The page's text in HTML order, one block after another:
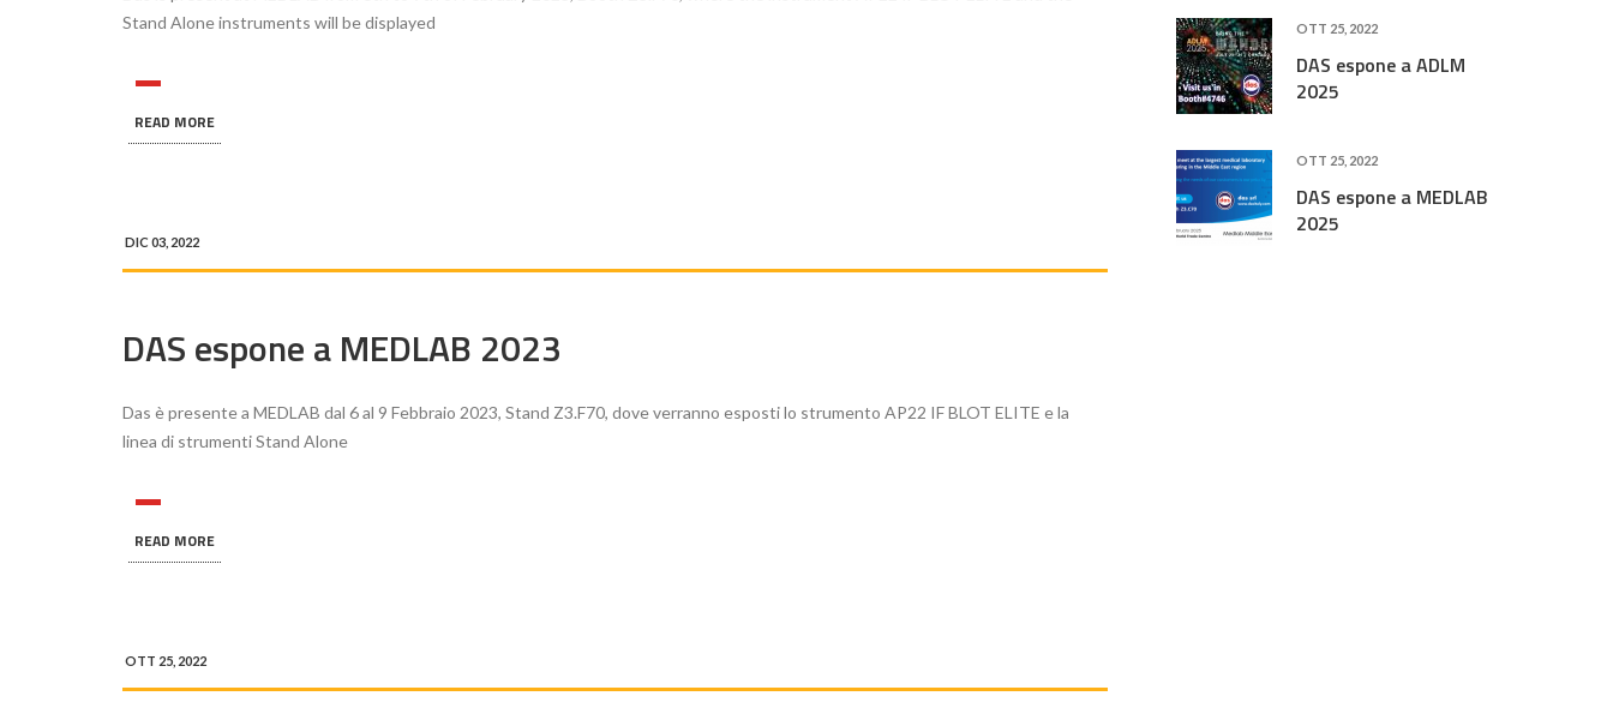
Stand Alone instruments will be displayed
READ MORE
DIC 03, 2022
DAS espone a MEDLAB 2023
Das è presente a MEDLAB dal 6 al 9 Febbraio 2023, Stand Z3.F70, dove verranno esposti lo strumento AP22 IF BLOT ELITE e la
linea di strumenti Stand Alone
READ MORE
OTT 25, 2022
OTT 25, 2022
DAS espone a ADLM
2025
OTT 25, 2022
DAS espone a MEDLAB
2025